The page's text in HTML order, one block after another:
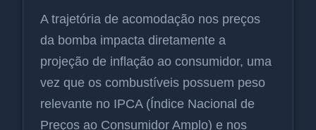
A trajetória de acomodação nos preços
da bomba impacta diretamente a
projeção de inflação ao consumidor, uma
vez que os combustíveis possuem peso
relevante no IPCA (Índice Nacional de
Preços ao Consumidor Amplo) e nos